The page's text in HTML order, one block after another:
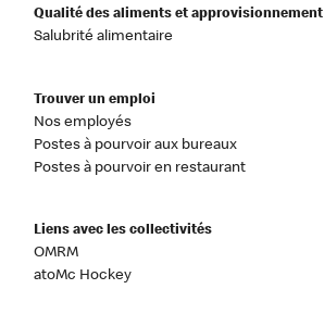
Qualité des aliments et approvisionnement
Salubrité alimentaire
Trouver un emploi
Nos employés
Postes à pourvoir aux bureaux
Postes à pourvoir en restaurant
Liens avec les collectivités
OMRM
atoMc Hockey